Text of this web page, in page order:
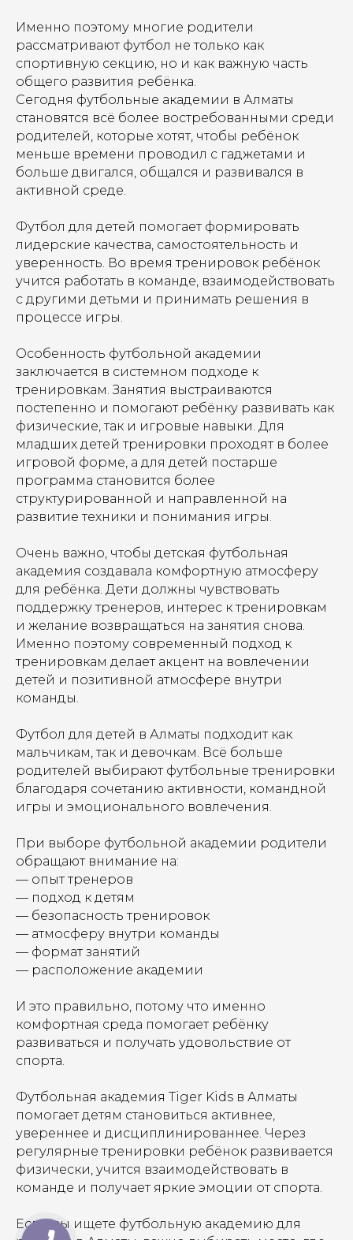
Именно поэтому многие родители
рассматривают футбол не только как
спортивную секцию, но и как важную часть
общего развития ребёнка.
Сегодня футбольные академии в Алматы
становятся всё более востребованными среди
родителей, которые хотят, чтобы ребёнок
меньше времени проводил с гаджетами и
больше двигался, общался и развивался в
активной среде.
Футбол для детей помогает формировать
лидерские качества, самостоятельность и
уверенность. Во время тренировок ребёнок
учится работать в команде, взаимодействовать
с другими детьми и принимать решения в
процессе игры.
Особенность футбольной академии
заключается в системном подходе к
тренировкам. Занятия выстраиваются
постепенно и помогают ребёнку развивать как
физические, так и игровые навыки. Для
младших детей тренировки проходят в более
игровой форме, а для детей постарше
программа становится более
структурированной и направленной на
развитие техники и понимания игры.
Очень важно, чтобы детская футбольная
академия создавала комфортную атмосферу
для ребёнка. Дети должны чувствовать
поддержку тренеров, интерес к тренировкам
и желание возвращаться на занятия снова.
Именно поэтому современный подход к
тренировкам делает акцент на вовлечении
детей и позитивной атмосфере внутри
команды.
Футбол для детей в Алматы подходит как
мальчикам, так и девочкам. Всё больше
родителей выбирают футбольные тренировки
благодаря сочетанию активности, командной
игры и эмоционального вовлечения.
При выборе футбольной академии родители
обращают внимание на:
— опыт тренеров
— подход к детям
— безопасность тренировок
— атмосферу внутри команды
— формат занятий
— расположение академии
И это правильно, потому что именно
комфортная среда помогает ребёнку
развиваться и получать удовольствие от
спорта.
Футбольная академия Tiger Kids в Алматы
помогает детям становиться активнее,
увереннее и дисциплинированнее. Через
регулярные тренировки ребёнок развивается
физически, учится взаимодействовать в
команде и получает яркие эмоции от спорта.
Если вы ищете футбольную академию для